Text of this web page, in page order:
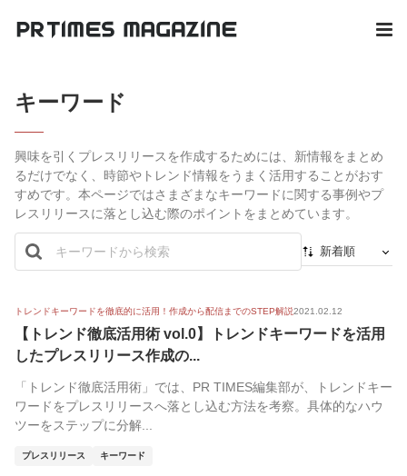
キーワード
興味を引くプレスリリースを作成するためには、新情報をまとめ
るだけでなく、時節やトレンド情報をうまく活用することがおす
すめです。本ページではさまざまなキーワードに関する事例やプ
レスリリースに落とし込む際のポイントをまとめています。
新着順
最初から
人気順
トレンドキーワードを徹底的に活用！作成から配信までのSTEP解説2021.02.12
【トレンド徹底活用術 vol.0】トレンドキーワードを活用
したプレスリリース作成の...
「トレンド徹底活用術」では、PR TIMES編集部が、トレンドキー
ワードをプレスリリースへ落とし込む方法を考察。具体的なハウ
ツーをステップに分解...
プレスリリース キーワード